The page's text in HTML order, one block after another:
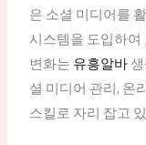
은 소셜 미디어를
시스템을 도입하
변화는 유흥알바생
셜 미디어 관리, 온
스킬로 자리 잡고